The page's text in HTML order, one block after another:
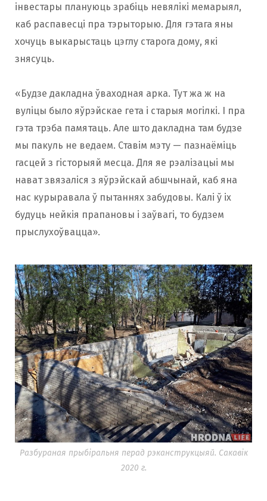
інвестары плануюць зрабіць невялікі мемарыял,
каб распавесці пра тэрыторыю. Для гэтага яны
хочуць выкарыстаць цэглу старога дому, які
знясуць.
«Будзе дакладна ўваходная арка. Тут жа ж на
вуліцы было яўрэйскае гета і старыя могілкі. І пра
гэта трэба памятаць. Але што дакладна там будзе
мы пакуль не ведаем. Ставім мэту — пазнаёміць
гасцей з гісторыяй месца. Для яе рэалізацыі мы
нават звязаліся з яўрэйскай абшчынай, каб яна
нас курыравала ў пытаннях забудовы. Калі ў іх
будуць нейкія прапановы і заўвагі, то будзем
прыслухоўвацца».
Разбураная прыбіральня перад рэканструкцыяй. Сакавік
2020 г.